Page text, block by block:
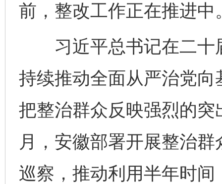
前，整改工作正在推进中
习近平总书记在二十
持续推动全面从严治党
把整治群众反映强烈的
月，安徽部署开展整治
巡察，推动利用半年时间